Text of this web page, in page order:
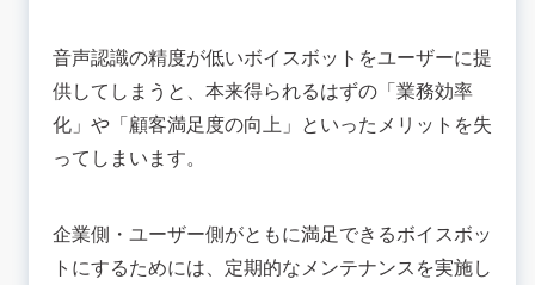
音声認識の精度が低いボイスボットをユーザーに提
供してしまうと、本来得られるはずの「業務効率
化」や「顧客満足度の向上」といったメリットを失
ってしまいます。
企業側・ユーザー側がともに満足できるボイスボッ
トにするためには、定期的なメンテナンスを実施し